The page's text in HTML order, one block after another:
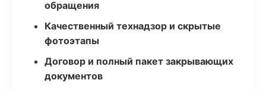
обращения
Качественный технадзор и скрытые
фотоэтапы
Договор и полный пакет закрывающих
документов